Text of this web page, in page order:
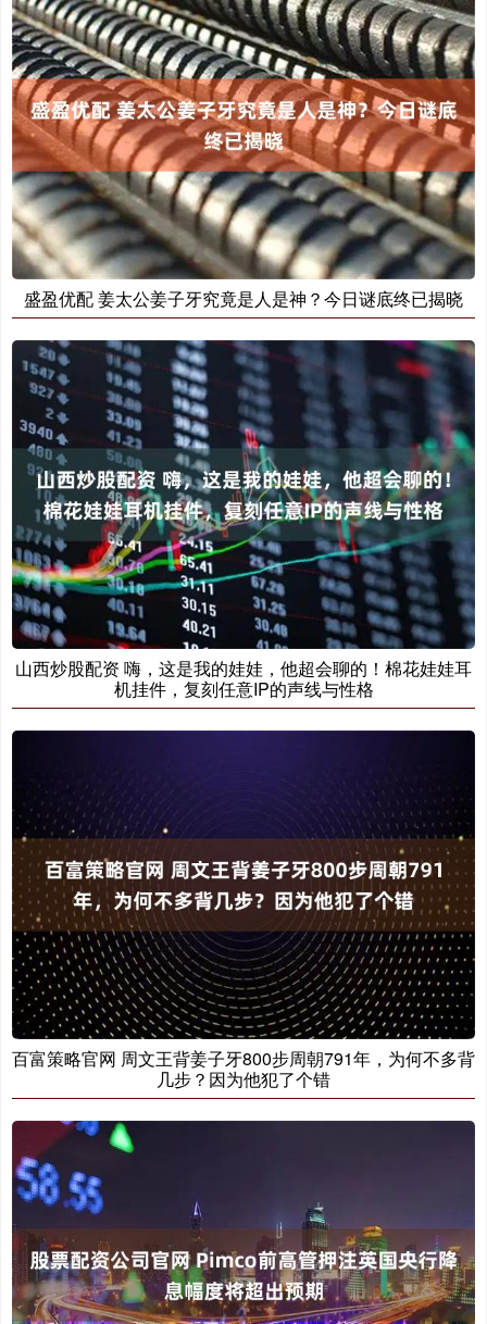
盛盈优配 姜太公姜子牙究竟是人是神？今日谜底终已揭晓
山西炒股配资 嗨，这是我的娃娃，他超会聊的！棉花娃娃耳
机挂件，复刻任意IP的声线与性格
百富策略官网 周文王背姜子牙800步周朝791年，为何不多背
几步？因为他犯了个错